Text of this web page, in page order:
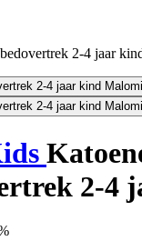
2-4 jaar
2-4